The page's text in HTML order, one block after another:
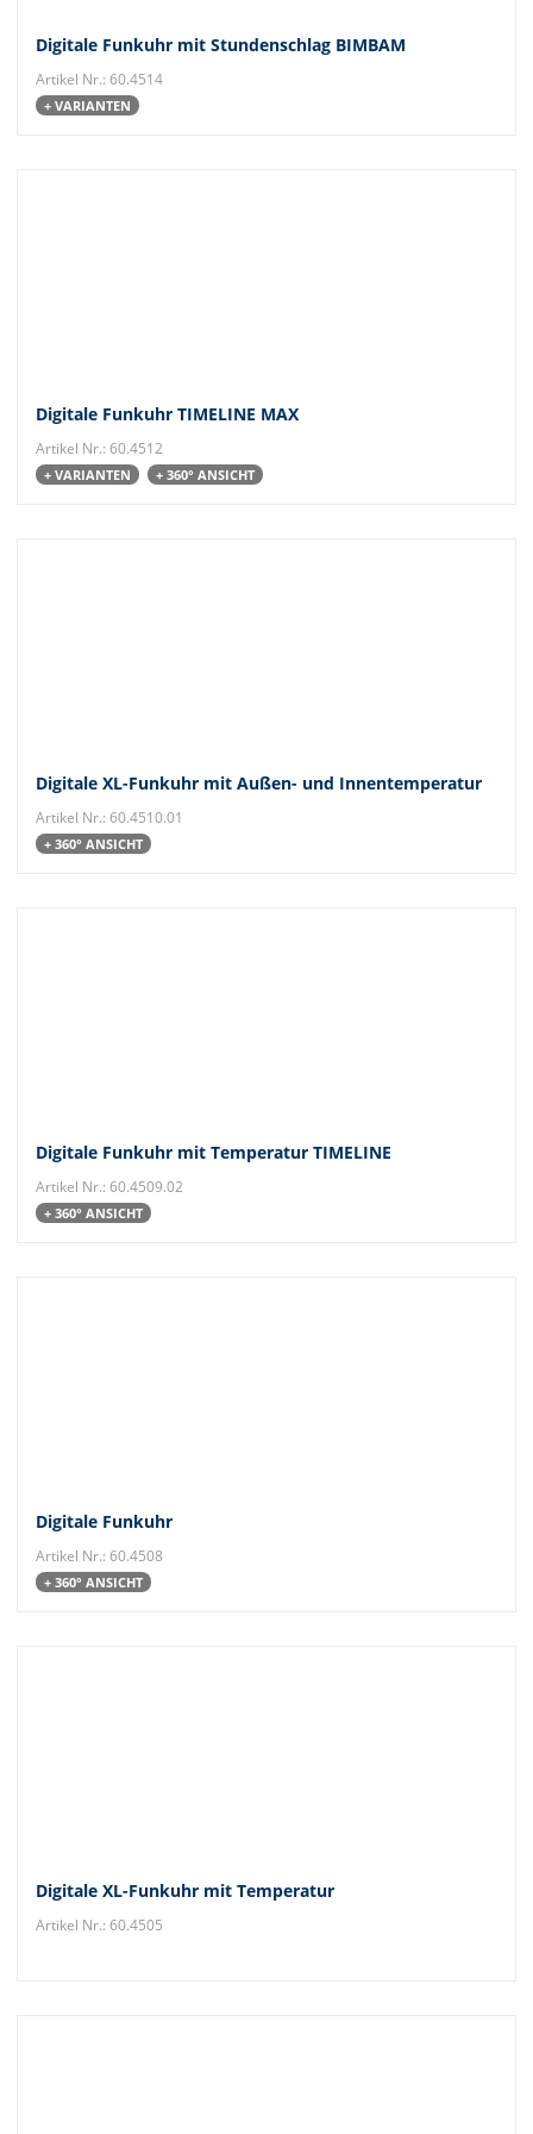
Digitale Funkuhr mit Stundenschlag BIMBAM
Artikel Nr.: 60.4514
+ VARIANTEN
Digitale Funkuhr TIMELINE MAX
Artikel Nr.: 60.4512
+ VARIANTEN + 360° ANSICHT
Digitale XL-Funkuhr mit Außen- und Innentemperatur
Artikel Nr.: 60.4510.01
+ 360° ANSICHT
Digitale Funkuhr mit Temperatur TIMELINE
Artikel Nr.: 60.4509.02
+ 360° ANSICHT
Digitale Funkuhr
Artikel Nr.: 60.4508
+ 360° ANSICHT
Digitale XL-Funkuhr mit Temperatur
Artikel Nr.: 60.4505